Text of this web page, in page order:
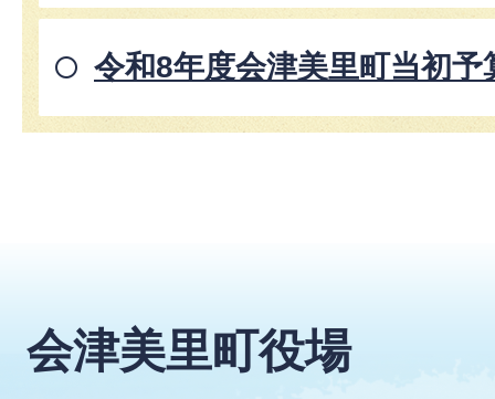
令和8年度会津美里町当初予
会津美里町役場